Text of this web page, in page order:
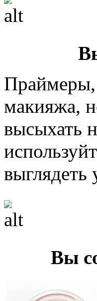
Праймеры,
макияжа,
высыхать
выглядеть
Вы